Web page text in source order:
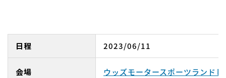
日程 2023/06/11
会場 ウッズモータースポーツランド